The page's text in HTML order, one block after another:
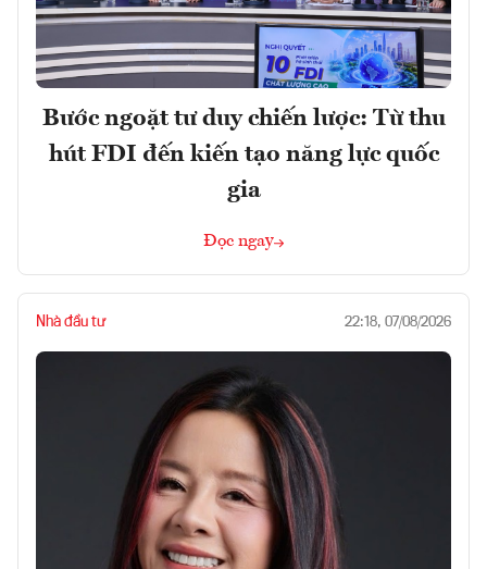
Bước ngoặt tư duy chiến lược: Từ thu
hút FDI đến kiến tạo năng lực quốc
gia
Đọc ngay
Nhà đầu tư 22:18, 07/08/2026